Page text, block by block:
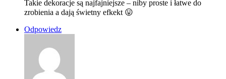
Takie dekoracje są najfajniejsze – niby proste i łatwe do
zrobienia a dają świetny efkekt 😛
Odpowiedz